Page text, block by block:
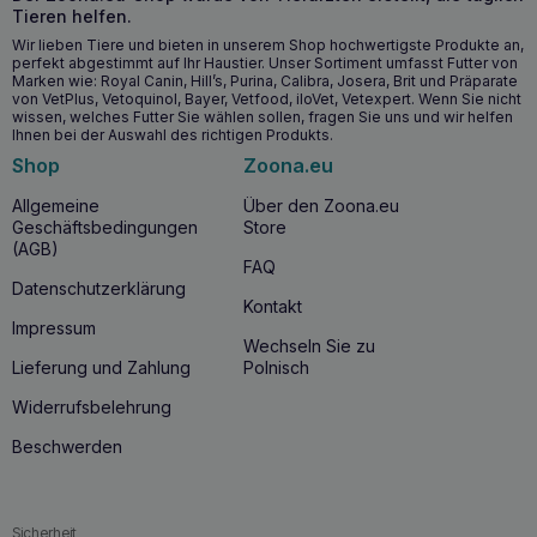
Fähigkeit, Flüssigkeiten sofort zu absorbieren, machen
Darüber hinaus kann die verbrauchte Streu sicher in der
Toilette entsorgt werden, was ein zusätzlicher Vorteil im
Hinblick auf die Sauberkeit der Katzentoilette ist.
GRAINCAT – NATÜRLICHES, KLUMPENDES
Hergestellt aus 100% pflanzlichen Rohstoffen
Äußerst sparsame und leichte Katzenstreu
Nicht staubende Körner mit einer schwammartigen
Struktur
Absorbiert Flüssigkeiten sofort und beseitigt Gerüche
vollständig
GRAINCAT KATZENSTREU KANN IN DER TOILETTE
Das Streu ist kompostierbar
Tieren helfen.
Wir lieben Tiere und bieten in unserem Shop hochwertigste Produkte an,
perfekt abgestimmt auf Ihr Haustier. Unser Sortiment umfasst Futter von
Marken wie: Royal Canin, Hill’s, Purina, Calibra, Josera, Brit und Präparate
von VetPlus, Vetoquinol, Bayer, Vetfood, iloVet, Vetexpert. Wenn Sie nicht
wissen, welches Futter Sie wählen sollen, fragen Sie uns und wir helfen
Ihnen bei der Auswahl des richtigen Produkts.
Shop
Allgemeine
Geschäftsbedingungen
(AGB)
Datenschutzerklärung
Impressum
Lieferung und Zahlung
Widerrufsbelehrung
Beschwerden
Zoona.eu
Über den Zoona.eu
Store
FAQ
Kontakt
Wechseln Sie zu
Polnisch
Sicherheit